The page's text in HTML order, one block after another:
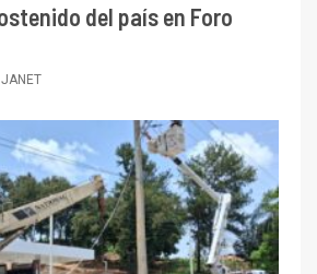
del país en Foro
JANET